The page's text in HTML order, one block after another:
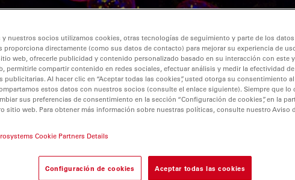
celular
celular de la salud y las
las células de interés al detalle
Por lo tanto, la microscopía es
y nuestros socios utilizamos cookies, otras tecnologías de seguimiento y parte de los
proporciona directamente (como sus datos de contacto) para mejorar su experiencia de
web, ofrecerle publicidad y contenido personalizado basado en su interacción con este
permitirle compartir contenido en redes sociales, efectuar análisis y medir la efectividad
publicitarias. Al hacer clic en “Aceptar todas las cookies”, usted otorga su consentimiento
estos datos con nuestros socios (consulte el enlace siguiente). Siempre que lo
sus preferencias de consentimiento en la sección “Configuración de cookies”, en la
sitio web. Para obtener más información sobre nuestras políticas, consulte nuestro Aviso
Cookie Partners Details
Configuración de cookies Aceptar todas las cookies